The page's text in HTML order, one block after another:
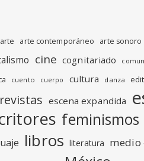
arte arte contemporáneo arte sonoro
cine cognitariado
cuento cuerpo cultura danza
escena expandida
feminismos
libros literatura medio